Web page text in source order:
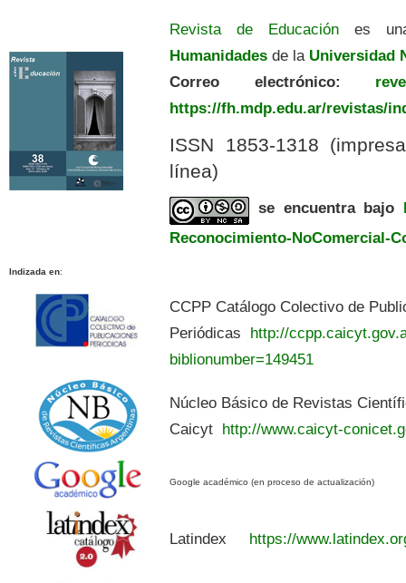
Revista de Educación es
Humanidades de la Universidad
Correo electrónico:
https://fh.mdp.edu.ar/revistas/
ISSN 1853-1318
línea)
se encuentra bajo
Reconocimiento-NoComercial-
Indizada en:
CCPP Catálogo Colectivo de
Periódicas http://
biblionumber=149451
Núcleo Básico de Revistas
Caicyt http://www.caicyt-
Google académico (en proceso de actualización)
Latindex https://